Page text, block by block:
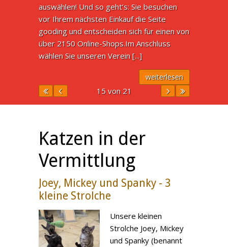
auswählen! Und so geht’s: Sie besuchen
vor Ihrem nächsten Einkauf die Seite
gooding und entscheiden sich für einen von
über 2150 Online-Shops.Im Anschluss
wählen Sie unseren Verein [...]
weiterlesen
15 von 21
Katzen in der
Vermittlung
Joey, Mickey und Spanky - 3
kleine Strolche
Unsere kleinen
Strolche Joey, Mickey
und Spanky (benannt